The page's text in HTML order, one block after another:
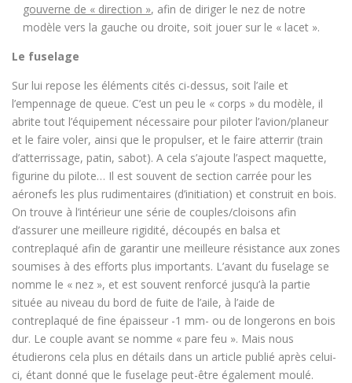
gouverne de « direction », afin de diriger le nez de notre
modèle vers la gauche ou droite, soit jouer sur le « lacet ».
Le fuselage
Sur lui repose les éléments cités ci-dessus, soit l’aile et
l’empennage de queue. C’est un peu le « corps » du modèle, il
abrite tout l’équipement nécessaire pour piloter l’avion/planeur
et le faire voler, ainsi que le propulser, et le faire atterrir (train
d’atterrissage, patin, sabot). A cela s’ajoute l’aspect maquette,
figurine du pilote… Il est souvent de section carrée pour les
aéronefs les plus rudimentaires (d’initiation) et construit en bois.
On trouve à l’intérieur une série de couples/cloisons afin
d’assurer une meilleure rigidité, découpés en balsa et
contreplaqué afin de garantir une meilleure résistance aux zones
soumises à des efforts plus importants. L’avant du fuselage se
nomme le « nez », et est souvent renforcé jusqu’à la partie
située au niveau du bord de fuite de l’aile, à l’aide de
contreplaqué de fine épaisseur -1 mm- ou de longerons en bois
dur. Le couple avant se nomme « pare feu ». Mais nous
étudierons cela plus en détails dans un article publié après celui-
ci, étant donné que le fuselage peut-être également moulé.